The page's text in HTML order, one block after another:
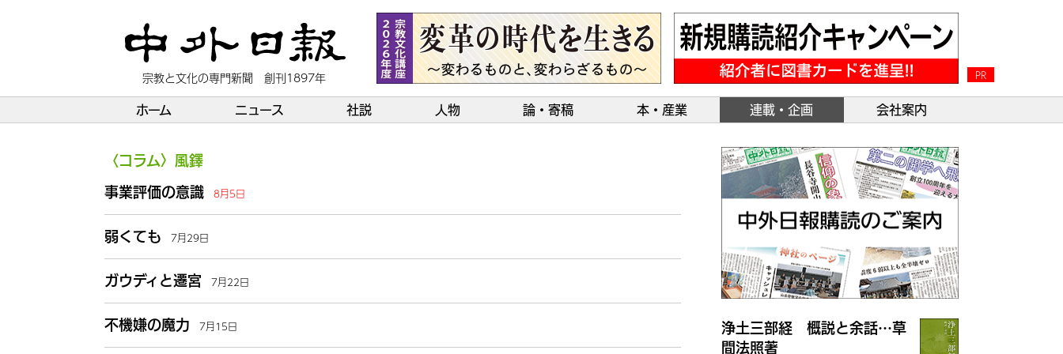
PR
宗教と文化の専門新聞 創刊1897年
ホーム ニュース 社説 人物 論・寄稿 本・産業 連載・企画 会社案内
〈コラム〉風鐸
事業評価の意識 8月5日
弱くても 7月29日
ガウディと遷宮 7月22日
不機嫌の魔力 7月15日
浄土三部経 概説と余話…草
間法照著